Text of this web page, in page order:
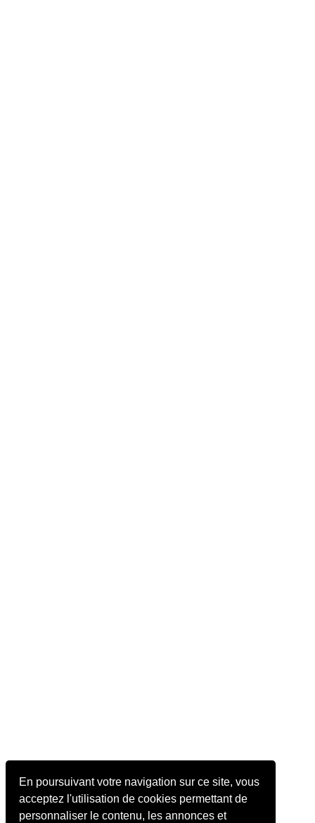
En poursuivant votre navigation sur ce site, vous
acceptez l'utilisation de cookies permettant de
personnaliser le contenu, les annonces et